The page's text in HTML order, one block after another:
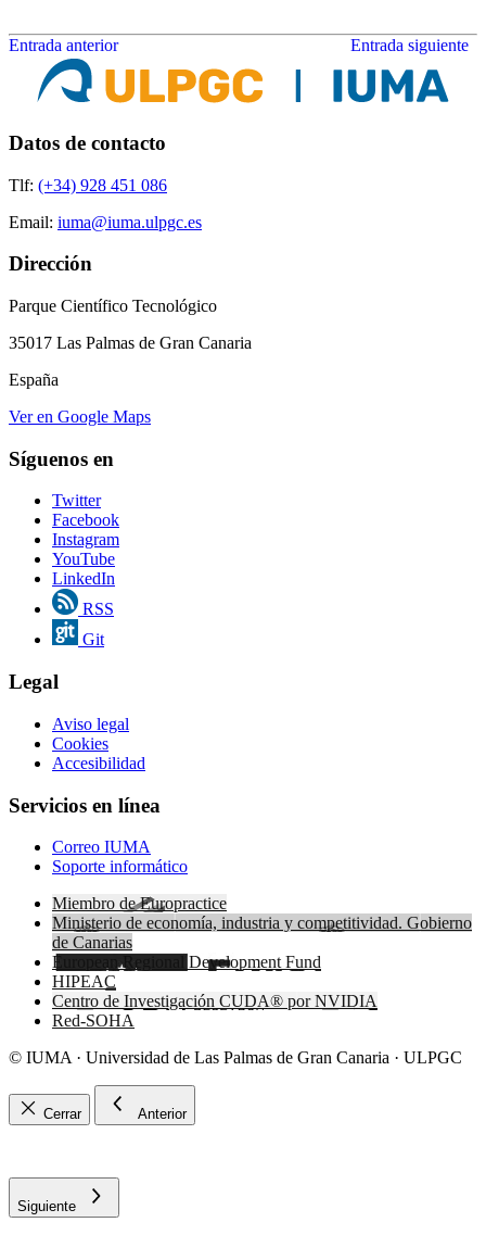
Entrada anterior Entrada siguiente
Datos de contacto
Tlf: (+34) 928 451 086
Email: iuma@iuma.ulpgc.es
Dirección
Parque Científico Tecnológico
35017 Las Palmas de Gran Canaria
España
Ver en Google Maps
Síguenos en
Twitter
Facebook
Instagram
YouTube
LinkedIn
RSS
Git
Legal
Aviso legal
Cookies
Accesibilidad
Servicios en línea
Correo IUMA
Soporte informático
Miembro de Europractice
Ministerio de economía, industria y competitividad. Gobierno
de Canarias
European Regional Development Fund
HIPEAC
Centro de Investigación CUDA® por NVIDIA
Red-SOHA
© IUMA · Universidad de Las Palmas de Gran Canaria · ULPGC
Cerrar Anterior
Siguiente